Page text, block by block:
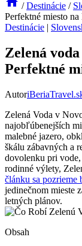
/ Destinácie /
Perfektné miesto
Destinácie |
Zelená
Perfektné
Autor
Zelená Voda v
najobľúbenejších
malebné jazero,
škálu zábavných a
dovolenku pri
rodinné výlety,
článku sa pozrieme
jedinečnom mieste
letných plánov.
Obsah